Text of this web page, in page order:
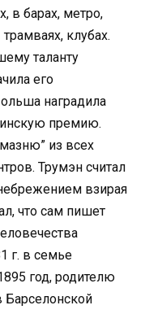
в барах, метро,
трамваях, клубах.
таланту
его
наградила
премию.
из всех
Трумэн считал
взирая
что сам пишет
г. в семье
год, родителю